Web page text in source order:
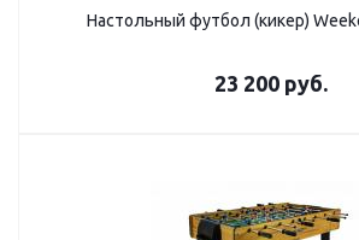
Настольный футбол (кикер)
23 200 руб.